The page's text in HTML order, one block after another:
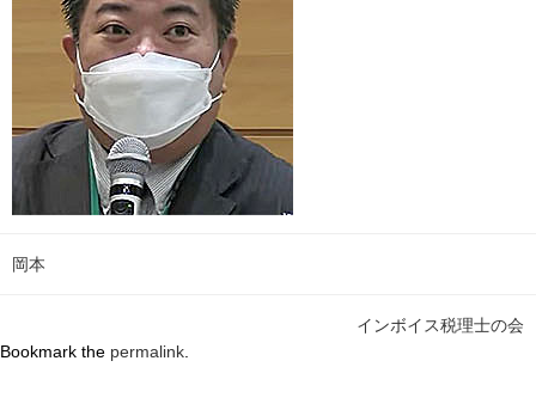
岡本
インボイス税理士の会
Bookmark the permalink